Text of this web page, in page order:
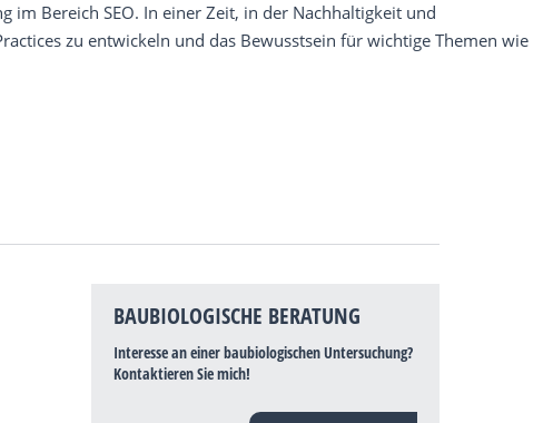
im Bereich SEO. In einer Zeit, in der Nachhaltigkeit und
zu entwickeln und das Bewusstsein für wichtige Themen wie
BAUBIOLOGISCHE BERATUNG
Interesse an einer baubiologischen Untersuchung?
Kontaktieren Sie mich!